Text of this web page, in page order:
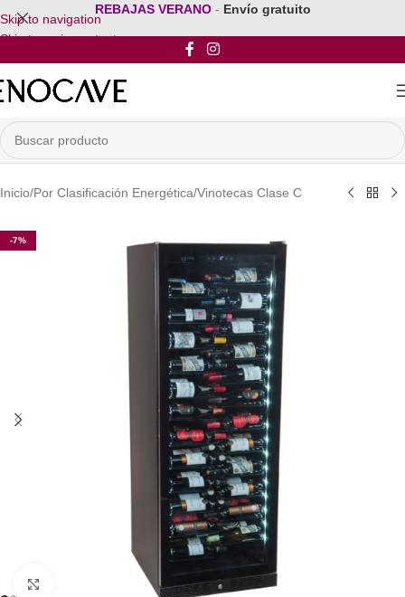
Skip to navigation
Skip to main content
REBAJAS VERANO - Envío gratuito
Inicio/Por Clasificación Energética/Vinotecas Clase C
-7%
Clic para ampliar